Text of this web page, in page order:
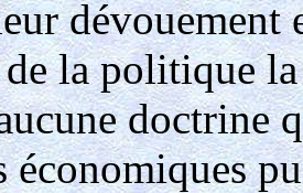
dévouement
la politique
doctrine